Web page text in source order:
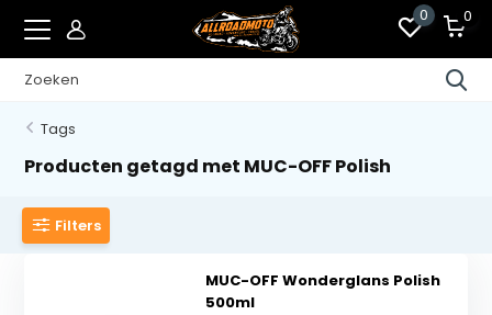
0 0
Tags
Producten getagd met MUC-OFF Polish
Filters
MUC-OFF Wonderglans Polish
500ml